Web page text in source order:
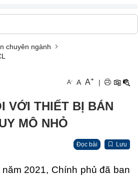
chuyên ngành
A- A A+ |
VỚI THIẾT BỊ BÁN
MÔ NHỎ
Đọc bài Lưu
2021, Chính phủ đã ban